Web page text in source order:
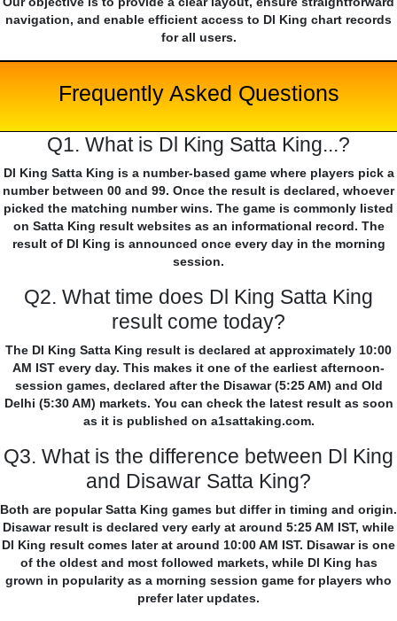
navigation, and enable efficient access to Dl King chart records
for all users.
Frequently Asked Questions
Q1. What is Dl King Satta King...?
Dl King Satta King is a number-based game where players pick a
number between 00 and 99. Once the result is declared, whoever
picked the matching number wins. The game is commonly listed
on Satta King result websites as an informational record. The
result of Dl King is announced once every day in the morning
session.
Q2. What time does Dl King Satta King
result come today?
The Dl King Satta King result is declared at approximately 10:00
AM IST every day. This makes it one of the earliest afternoon-
session games, declared after the Disawar (5:25 AM) and Old
Delhi (5:30 AM) markets. You can check the latest result as soon
as it is published on a1sattaking.com.
Q3. What is the difference between Dl King
and Disawar Satta King?
Both are popular Satta King games but differ in timing and origin.
Disawar result is declared very early at around 5:25 AM IST, while
Dl King result comes later at around 10:00 AM IST. Disawar is one
of the oldest and most followed markets, while Dl King has
grown in popularity as a morning session game for players who
prefer later updates.